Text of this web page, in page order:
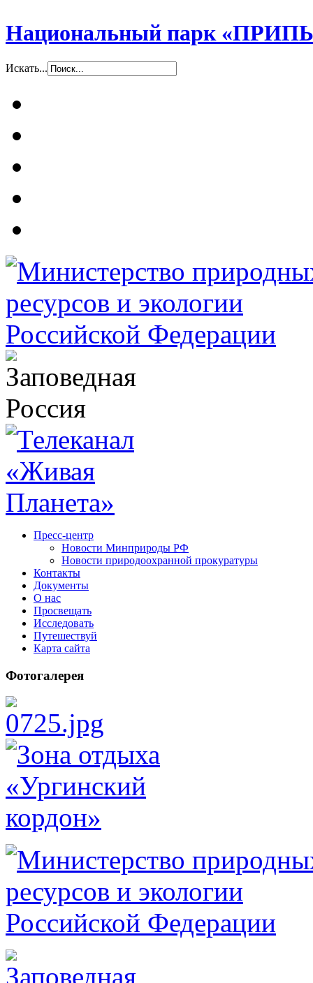
Национальный парк
Искать...
Пресс-центр
Новости Минприроды РФ
Новости природоохранной прокуратуры
Контакты
Документы
О нас
Просвещать
Исследовать
Путешествуй
Карта сайта
Фотогалерея